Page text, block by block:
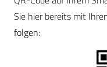
Sie hier bereits mit
folgen: